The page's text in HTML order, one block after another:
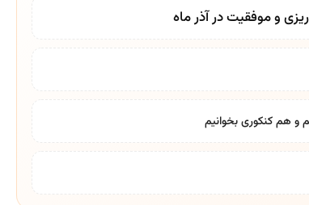
و موفقیت در آذر ماه
و هم کنکوری بخوانیم